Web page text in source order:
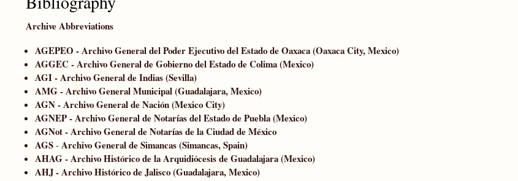
Archive Abbreviations
AGEPEO - Archivo General del Poder Ejecutivo del Estado de Oaxaca (Oaxaca City, Mexico)
AGGEC - Archivo General de Gobierno del Estado de Colima (Mexico)
AGI - Archivo General de Indias (Sevilla)
AMG - Archivo General Municipal (Guadalajara, Mexico)
AGN - Archivo General de Nación (Mexico City)
AGNEP - Archivo General de Notarías del Estado de Puebla (Mexico)
AGNot - Archivo General de Notarías de la Ciudad de México
AGS - Archivo General de Simancas (Simancas, Spain)
AHAG -Archivo Histórico de la Arquidiócesis de Guadalajara(Mexico)
AHJ -Archivo Histórico de Jalisco (Guadalajara, Mexico)